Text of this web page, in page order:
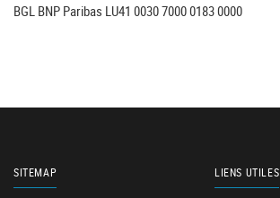
BGL BNP Paribas LU41 0030 7000 0183 0000
SITEMAP LIENS UTILES